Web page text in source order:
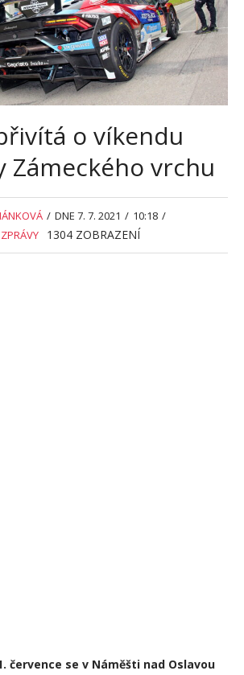
o víkendu
Zámeckého vrchu
/ DNE 7. 7. 2021 / 10:18 /
ZPRÁVY 1304 ZOBRAZENÍ
července se v Náměšti nad Oslavou